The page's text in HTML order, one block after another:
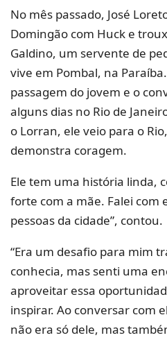
No mês passado, José
Domingão com Huck e
Galdino, um servente de
vive em Pombal, na
passagem do jovem e o
alguns dias no Rio de
o Lorran, ele veio para o
demonstra coragem.
Ele tem uma história linda,
forte com a mãe. Falei com
pessoas da cidade”, contou.
“Era um desafio para mim
conhecia, mas senti uma
aproveitar essa
inspirar. Ao conversar com
não era só dele, mas